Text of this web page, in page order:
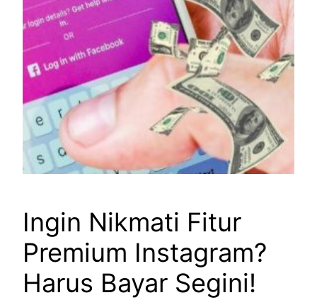
Ingin Nikmati Fitur
Premium Instagram?
Harus Bayar Segini!